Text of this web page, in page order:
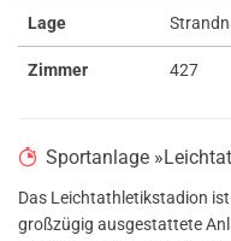
Lage
Zimmer 427
Sportanlage
Das Leichtathletikstadion
großzügig ausgestattete